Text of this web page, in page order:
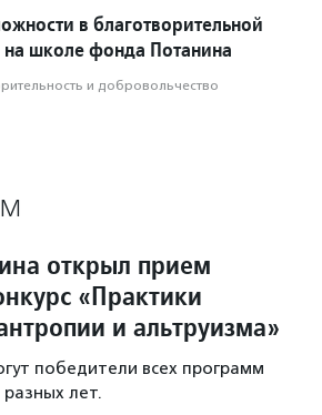
в благотворительной
школе фонда Потанина
и доброволь­чест­во
открыл прием
«Практики
и альтруизма»
победители всех программ
лет.